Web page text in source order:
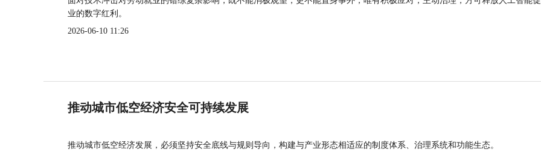
业的数字红利。
2026-06-10 11:26
推动城市低空经济安全可持续发展
推动城市低空经济发展，必须坚持安全底线与规则导向，构建与产业形态相适应的制度体系、治理系统和功能生态。